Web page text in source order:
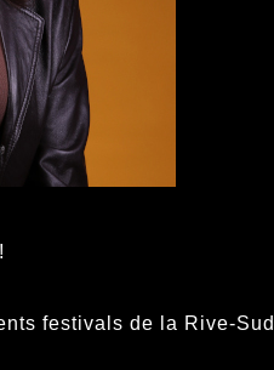
festivals de la Rive-Sud.